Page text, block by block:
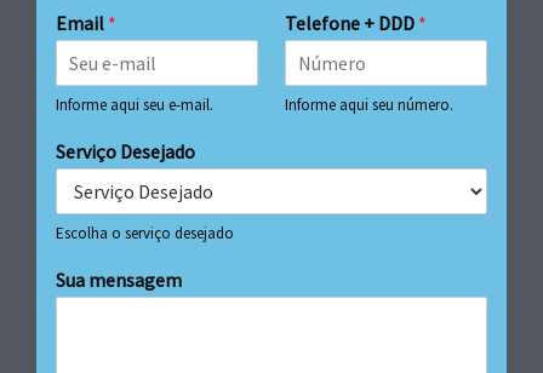
Email *
Informe aqui seu e-mail.
Telefone + DDD *
Informe aqui seu número.
Serviço Desejado
Escolha o serviço desejado
Sua mensagem